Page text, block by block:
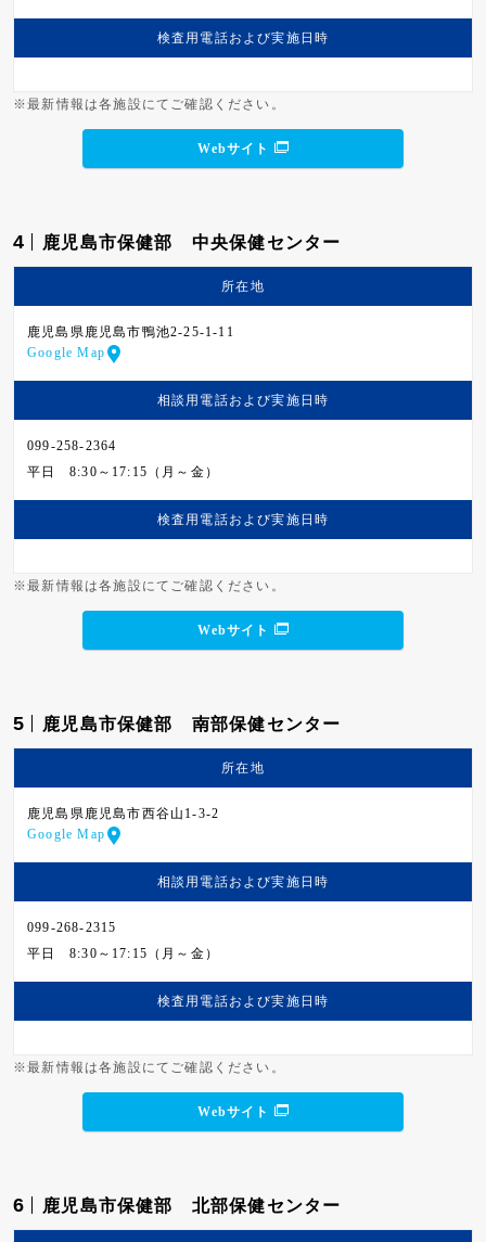
検査用電話および実施日時
※最新情報は各施設にてご確認ください。
Webサイト
4 鹿児島市保健部 中央保健センター
所在地
鹿児島県鹿児島市鴨池2-25-1-11
Google Map
相談用電話および実施日時
099-258-2364
平日
8:30～17:15（月～金）
検査用電話および実施日時
※最新情報は各施設にてご確認ください。
Webサイト
5 鹿児島市保健部 南部保健センター
所在地
鹿児島県鹿児島市西谷山1-3-2
Google Map
相談用電話および実施日時
099-268-2315
平日
8:30～17:15（月～金）
検査用電話および実施日時
※最新情報は各施設にてご確認ください。
Webサイト
6 鹿児島市保健部 北部保健センター